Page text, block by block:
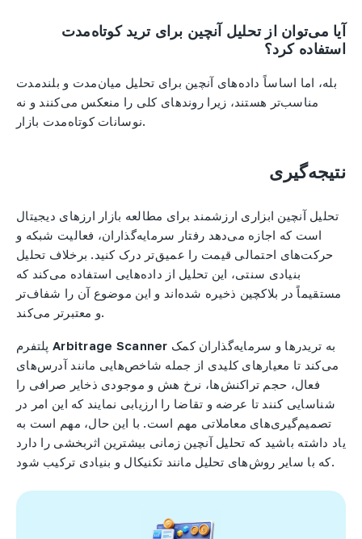
آیا می‌توان از تحلیل آنچین برای ترید کوتاه‌مدت
استفاده کرد؟
بله، اما اساساً داده‌های آنچین برای تحلیل میان‌مدت و بلندمدت
مناسب‌تر هستند، زیرا روندهای کلی را منعکس می‌کنند و نه
نوسانات کوتاه‌مدت بازار.
نتیجه‌گیری
تحلیل آنچین ابزاری ارزشمند برای مطالعه بازار ارزهای دیجیتال
است که اجازه می‌دهد رفتار سرمایه‌گذاران، فعالیت شبکه و
حرکت‌های احتمالی قیمت را عمیق‌تر درک کنید. برخلاف تحلیل
بنیادی سنتی، این تحلیل از داده‌هایی استفاده می‌کند که
مستقیماً در بلاکچین ذخیره شده‌اند و این موضوع آن را شفاف‌تر
و معتبرتر می‌کند.
Arbitrage Scanner
می‌کند تا معیارهای کلیدی از جمله شاخص‌هایی مانند آدرس‌های
فعال، حجم تراکنش‌ها، نرخ هش و موجودی ذخایر صرافی را
شناسایی کنند تا عرضه و تقاضا را ارزیابی نمایند که این امر در
تصمیم‌گیری‌های معاملاتی مهم است. با این حال، مهم است به
یاد داشته باشید که تحلیل آنچین زمانی بیشترین اثربخشی را دارد
که با سایر روش‌های تحلیل مانند تکنیکال و بنیادی ترکیب شود.